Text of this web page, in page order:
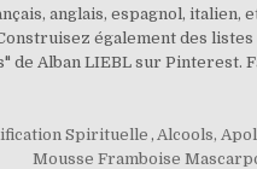
anglais, espagnol, italien,
également des
de Alban LIEBL sur
Spirituelle , Alcools,
Mousse Framboise